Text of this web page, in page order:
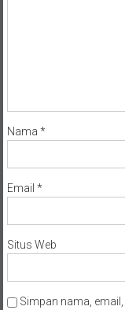
Nama *
Email *
Situs Web
Simpan nama,